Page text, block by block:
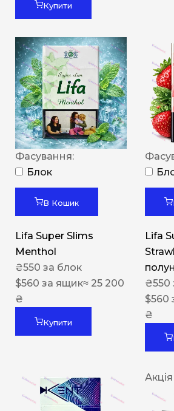
Купити
Фасування:
Блок
В Кошик
Lifa Super Slims
Menthol
₴550 за блок
$560 за ящик≈ 25 200
₴
Купити
Lifa
₴550
$560
₴
Акція